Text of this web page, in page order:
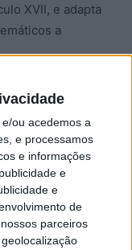
ou acedemos a
e processamos
e informações
e
e
de
parceiros
XVII, e adapta
a
passa pela
passado na
Graeme Pulleyn
das residências
pessoas